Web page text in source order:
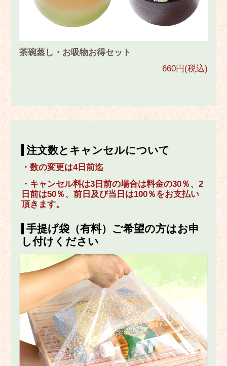
茶碗蒸し・お吸物お得セット
660円(税込)
注文数とキャンセルについて
・数の変更は4日前迄
・キャンセル料は3日前の場合は料金の30％、2
日前は50％、前日及び当日は100％をお支払い
頂きます。
手提げ袋（有料）ご希望の方はお申
し付けください